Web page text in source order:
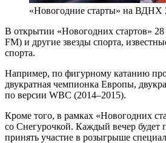
«Новогодние старты» на ВДНХ
В открытии «Новогодних стартов»
FM) и другие звезды спорта,
спорта.
Например, по фигурному катанию
двукратная чемпионка Европы,
по версии WBC (2014–2015).
Кроме того, в рамках «Новогодних
со Снегурочкой. Каждый вечер будет
принять участие в розыгрыше